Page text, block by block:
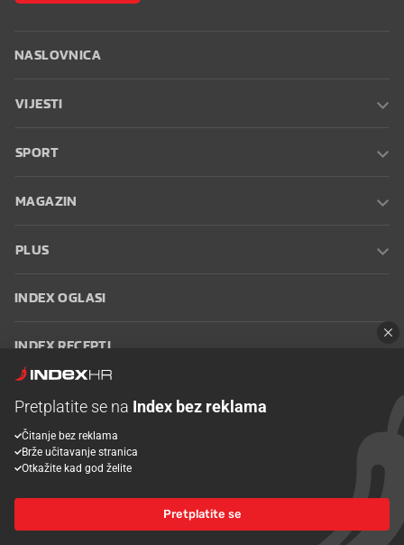
NASLOVNICA
VIJESTI
SPORT
MAGAZIN
PLUS
INDEX OGLASI
INDEX RECEPTI
Oglašavanje Zaposli se na Indexu
korištenja
Postavke kolačića
© 2026 Index
Pretplatite se na Index bez reklama
Čitanje bez reklama
Brže učitavanje stranica
Otkažite kad god želite
Pretplatite se